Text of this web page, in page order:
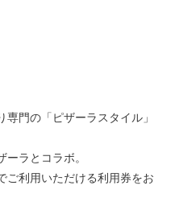
⾨の「ピザーラスタイル」
ラとコラボ。
ご利⽤いただける利用券をお